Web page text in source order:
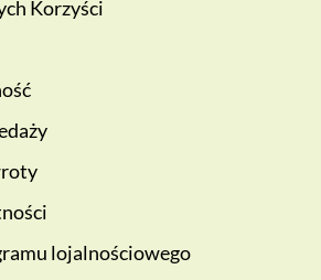
Korzyści
lojalnościowego